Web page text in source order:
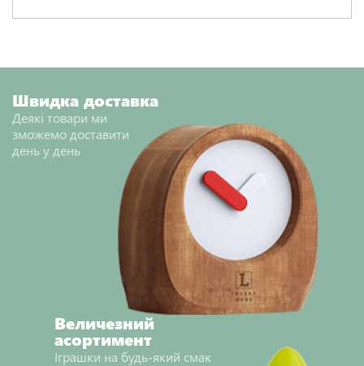
Швидка доставка
Деякі товари ми
зможемо доставити
день у день
Величезний
асортимент
Іграшки на будь-який смак